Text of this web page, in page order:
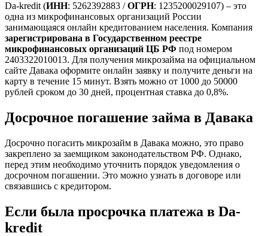
Da-kredit (ИНН: 5262392883 /ОГРН: 1235200029107) – это
одна из микрофинансовых организаций России
занимающаяся онлайн кредитованием населения. Компания
зарегистрирована в Государственном реестре
микрофинансовых организаций ЦБ РФ под номером
2403322010013. Для получения микрозайма на официальном
сайте Давака оформите онлайн заявку и получите деньги на
карту в течение 15 минут. Взять можно от 1000 до 50000
рублей сроком до 30 дней, процентная ставка до 0,8%.
Досрочное погашение займа в Давака
Досрочно погасить микрозайм в Давака можно, это право
закреплено за заемщиком законодательством РФ. Однако,
перед этим необходимо уточнить порядок уведомления о
досрочном погашении. Это можно узнать в договоре или
связавшись с кредитором.
Если была просрочка платежа в Da-
kredit